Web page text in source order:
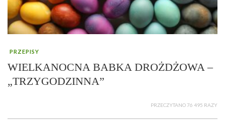
PRZEPISY
WIELKANOCNA BABKA DROŻDŻOWA –
„TRZYGODZINNA”
PRZECZYTANO 76 495 RAZY